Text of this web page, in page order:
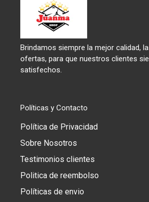
Brindamos siempre la mejor calidad,
ofertas, para que nuestros clientes
satisfechos.
Políticas y Contacto
Política de Privacidad
Sobre Nosotros
Testimonios clientes
Politica de reembolso
Políticas de envio